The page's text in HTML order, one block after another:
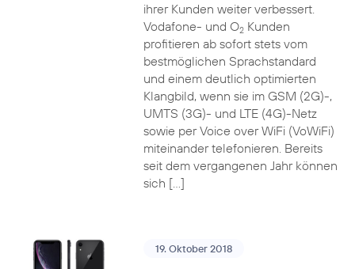
ihrer Kunden weiter verbessert.
Vodafone- und O2Kunden
profitieren ab sofort stets vom
bestmöglichen Sprachstandard
und einem deutlich optimierten
Klangbild, wenn sie im GSM (2G)-,
UMTS (3G)- und LTE (4G)-Netz
sowie per Voice over WiFi (VoWiFi)
miteinander telefonieren. Bereits
seit dem vergangenen Jahr können
sich […]
19. Oktober 2018